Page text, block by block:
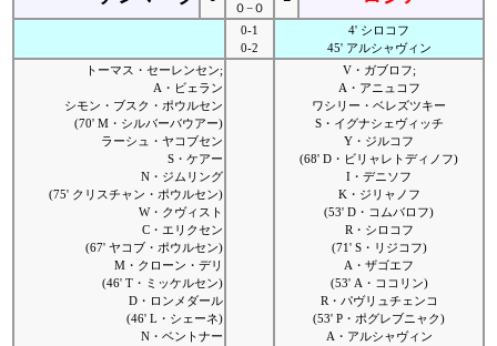
０−０
0-1
0-2
4' シロコフ
45' アルシャヴィン
トーマス・セーレンセン;
A・ビェラン
シモン・ブスク・ポウルセン
(70' M・シルバーバウアー)
ラーシュ・ヤコブセン
S・ケアー
N・ジムリング
(75' クリスチャン・ポウルセン)
W・クヴィスト
C・エリクセン
(67' ヤコブ・ポウルセン)
M・クローン・デリ
(46' T・ミッケルセン)
D・ロンメダール
(46' L・シェーネ)
N・ベントナー
V・ガブロフ;
A・アニュコフ
ワシリー・ベレズツキー
S・イグナシェヴィッチ
Y・ジルコフ
(68' D・ビリャレトディノフ)
I・デニソフ
K・ジリャノフ
(53' D・コムバロフ)
R・シロコフ
(71' S・リジコフ)
A・ザゴエフ
(53' A・ココリン)
R・パヴリュチェンコ
(53' P・ポグレブニャク)
A・アルシャヴィン